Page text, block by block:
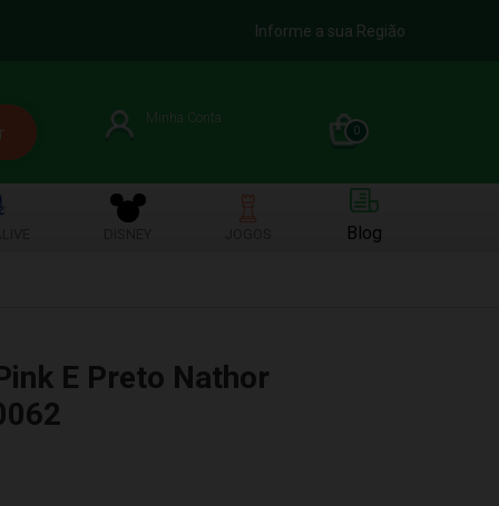
Informe a sua Região
Minha Conta
0
Blog
E Preto Nathor